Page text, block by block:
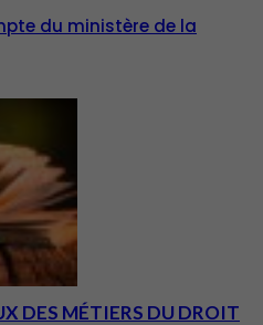
du ministère de la
DES MÉTIERS DU DROIT